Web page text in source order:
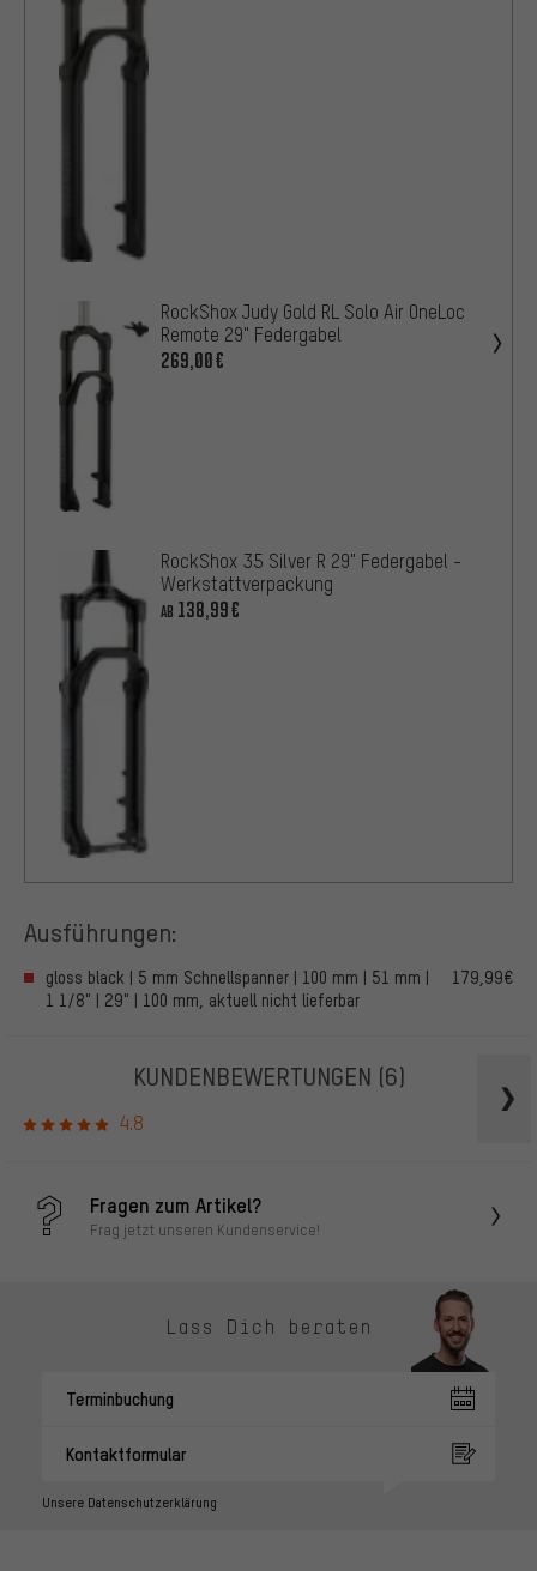
RockShox Judy Gold RL Solo Air OneLoc
Remote 29" Federgabel
269,00€
RockShox 35 Silver R 29" Federgabel -
Werkstattverpackung
AB 138,99€
Ausführungen:
gloss black | 5 mm Schnellspanner | 100 mm | 51 mm |
1 1/8" | 29" | 100 mm, aktuell nicht lieferbar
179,99€
KUNDENBEWERTUNGEN (6)
4.8
Fragen zum Artikel?
Frag jetzt unseren Kundenservice!
Lass Dich beraten
Terminbuchung
Kontaktformular
Unsere Datenschutzerklärung